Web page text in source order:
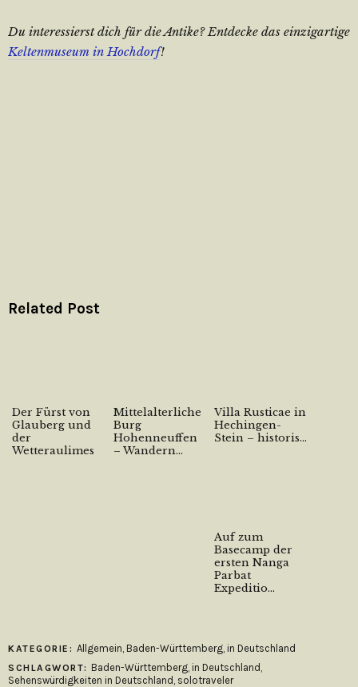
Du interessierst dich für die Antike? Entdecke das einzigartige
Keltenmuseum in Hochdorf!
Related Post
Der Fürst von
Glauberg und
der
Wetteraulimes
Mittelalterliche
Burg
Hohenneuffen
– Wandern...
Villa Rusticae in
Hechingen-
Stein – historis...
Auf zum
Basecamp der
ersten Nanga
Parbat
Expeditio...
KATEGORIE: Allgemein, Baden-Württemberg, in Deutschland
SCHLAGWORT: Baden-Württemberg, in Deutschland ,
Sehenswürdigkeiten in Deutschland , solotraveler